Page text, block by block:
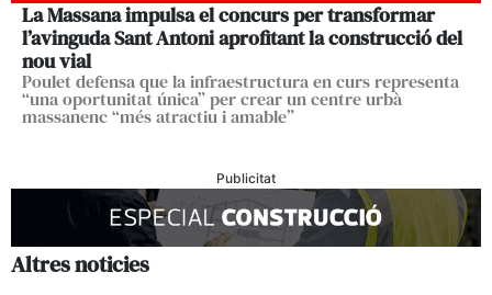
La Massana impulsa el concurs per transformar
l’avinguda Sant Antoni aprofitant la construcció del
nou vial
Poulet defensa que la infraestructura en curs representa
“una oportunitat única” per crear un centre urbà
massanenc “més atractiu i amable”
Publicitat
Altres noticies